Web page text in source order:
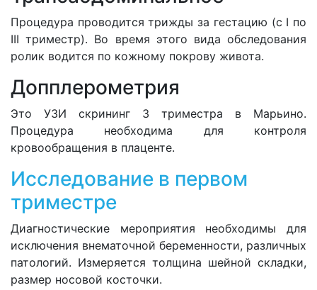
Процедура проводится трижды за гестацию (с I по
III триместр). Во время этого вида обследования
ролик водится по кожному покрову живота.
Допплерометрия
Это УЗИ скрининг 3 триместра в Марьино.
Процедура необходима для контроля
кровообращения в плаценте.
Исследование в первом
триместре
Диагностические мероприятия необходимы для
исключения внематочной беременности, различных
патологий. Измеряется толщина шейной складки,
размер носовой косточки.